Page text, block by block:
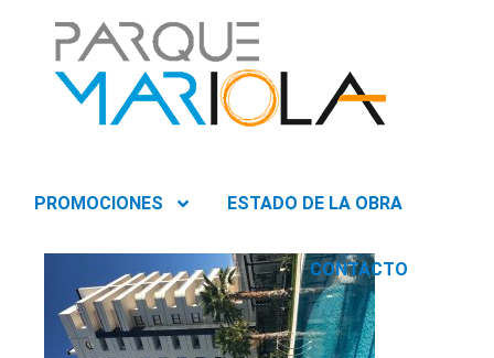
PROMOCIONES ESTADO DE LA OBRA
CONTACTO